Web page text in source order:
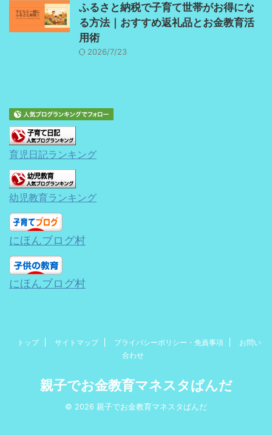
ふるさと納税で子育て世帯がお得にな
る方法｜おすすめ返礼品とお金教育活
用術
2026/7/23
育児日記ランキング
幼児教育ランキング
にほんブログ村
にほんブログ村
トップ サイトマップ プライバシーポリシー・免責事項
お問い
合わせ
親子でお金教育マネスタぱんだ
© 2026 親子でお金教育マネスタぱんだ